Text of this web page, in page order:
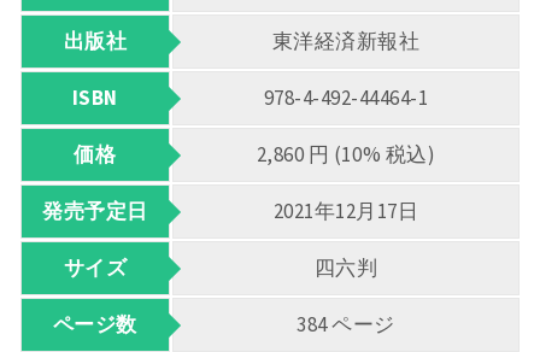
出版社 東洋経済新報社
ISBN 978-4-492-44464-1
価格 2,860 円 (10% 税込)
発売予定日 2021年12月17日
サイズ 四六判
ページ数 384 ページ